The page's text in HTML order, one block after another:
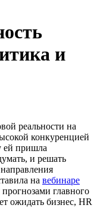
и
реальности на
конкуренцией
ей пришла
и решать
на вебинаре
главного
ожидать бизнес, HR